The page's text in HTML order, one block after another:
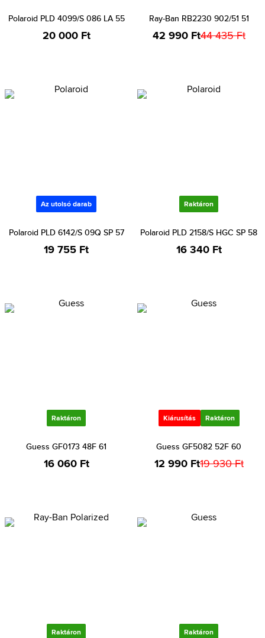
Polaroid PLD 4099/S 086 LA 55
20 000 Ft
Ray-Ban RB2230 902/51 51
42 990 Ft44 435 Ft
Az utolsó darab
Polaroid PLD 6142/S 09Q SP 57
19 755 Ft
Raktáron
Polaroid PLD 2158/S HGC SP 58
16 340 Ft
Raktáron
Guess GF0173 48F 61
16 060 Ft
Kiárusítás Raktáron
Guess GF5082 52F 60
12 990 Ft19 930 Ft
Raktáron Raktáron